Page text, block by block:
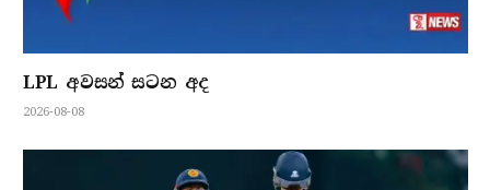
LPL අවසන් සටන අද
2026-08-08